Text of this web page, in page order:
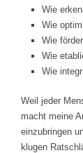
Wie
Wie
Wie
Wie
Wie
Weil jeder
macht meine
einzubringen
klugen